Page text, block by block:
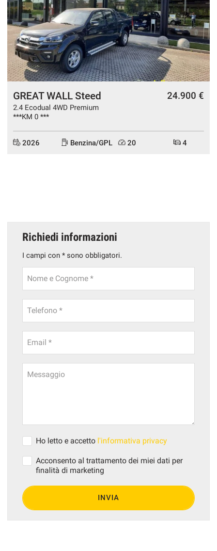
GREAT WALL Steed
2.4 Ecodual 4WD Premium
***KM 0 ***
24.900 €
2026 Benzina/GPL 20 4
Richiedi informazioni
I campi con * sono obbligatori.
Nome e Cognome *
Telefono *
Email *
Messaggio
Ho letto e accetto l'informativa privacy
Acconsento al trattamento dei miei dati per
finalità di marketing
INVIA